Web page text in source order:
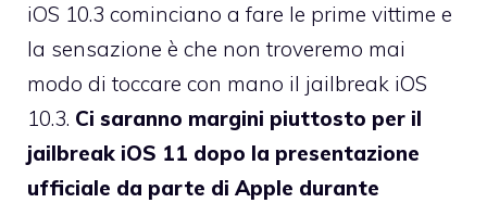
iOS 10.3 cominciano a fare le prime vittime e
la sensazione è che non troveremo mai
modo di toccare con mano il jailbreak iOS
10.3. Ci saranno margini piuttosto per il
jailbreak iOS 11 dopo la presentazione
ufficiale da parte di Apple durante